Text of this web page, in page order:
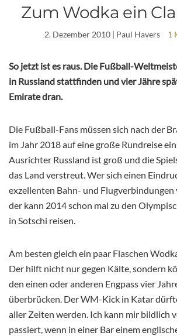
Zum Wodka ein
2. Dezember 2010| Paul Havers 1
So jetzt ist es raus. Die Fußball-
in Russland stattfinden und vier Jähre
Emirate dran.
Die Fußball-Fans müssen sich nach der
im Jahr 2018 auf eine große Rundreise
Ausrichter Russland ist groß und die
das Land verstreut. Wer sich einen
exzellenten Bahn- und Flugverbindungen
der kann 2014 schon mal zu den
in Sotschi reisen.
Am besten gleich ein paar Flaschen
Der hilft nicht nur gegen Kälte, sondern
den einen oder anderen Engpass vier
überbrücken. Der WM-Kick in Katar
aller Zeiten werden. Ich kann mir bildlich
passiert, wenn in einer Bar einem